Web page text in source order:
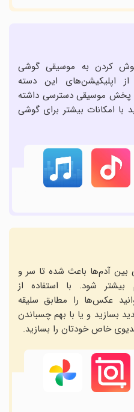
گوش کردن به موسیقی گوشی
اپلیکیشن‌های این دسته
پخش موسیقی دسترسی داشته
با امکانات بیشتر برای گوشی
بین آدم‌ها باعث شده تا سر و
شود. با استفاده از
عکس‌ها را مطابق سلیقه
بسازید و یا با بهم چسباندن
خاص خودتان را بسازید.